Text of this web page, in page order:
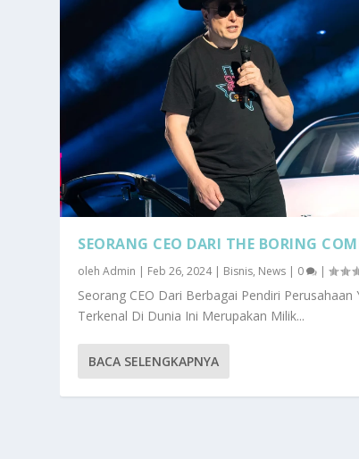
SEORANG CEO DARI THE BORING
olehAdmin | Feb 26, 2024| Bisnis, News | 0 |
Seorang CEO Dari Berbagai Pendiri Perusahaan
Terkenal Di Dunia Ini Merupakan Milik...
BACA SELENGKAPNYA